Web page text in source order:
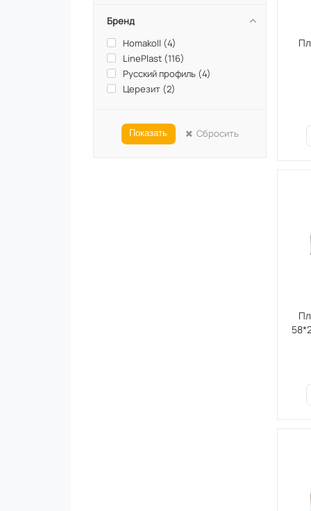
Бренд
Homakoll (4)
LinePlast (116)
Русский профиль (4)
Церезит (2)
Показать Сбросить